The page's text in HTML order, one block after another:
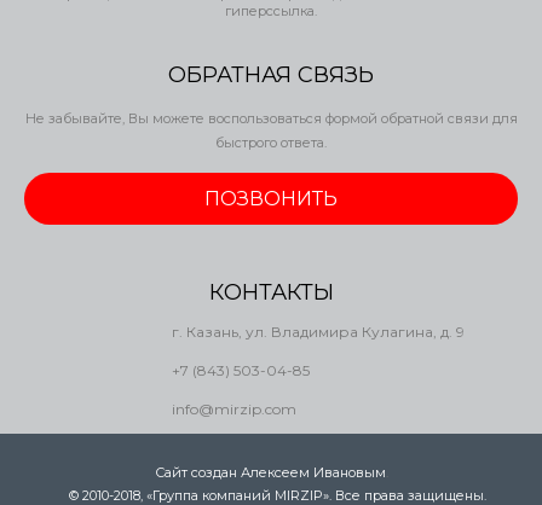
гиперссылка.
ОБРАТНАЯ СВЯЗЬ
Не забывайте, Вы можете воспользоваться формой обратной связи для
быстрого ответа.
ПОЗВОНИТЬ
КОНТАКТЫ
г. Казань, ул. Владимира Кулагина, д. 9
+7 (843) 503-04-85
info@mirzip.com
Сайт создан Алексеем Ивановым
© 2010-2018, «Группа компаний MIRZIP». Все права защищены.